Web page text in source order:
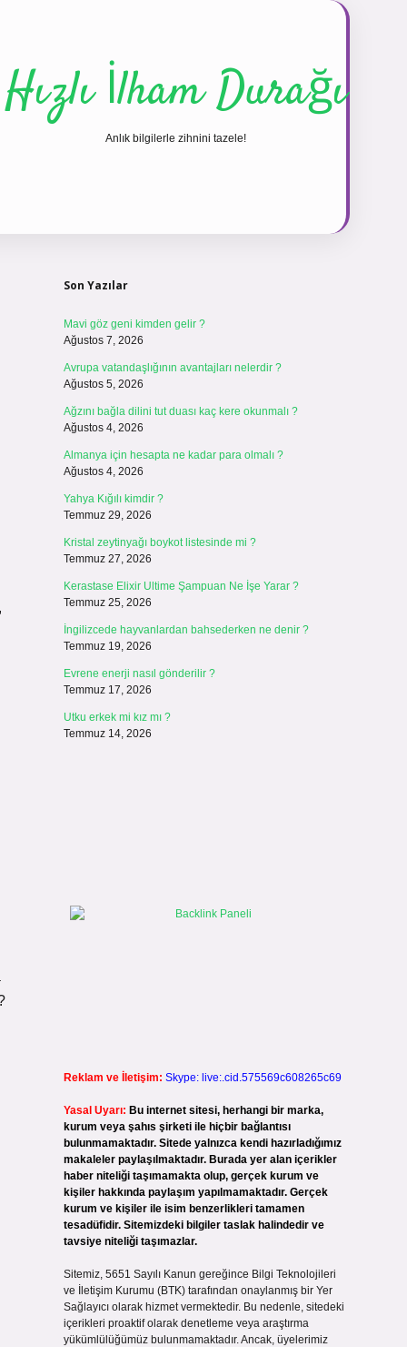
Hızlı İlham Durağı
Anlık bilgilerle zihnini tazele!
Son Yazılar
Mavi göz geni kimden gelir ?
Ağustos 7, 2026
Avrupa vatandaşlığının avantajları nelerdir ?
Ağustos 5, 2026
Ağzını bağla dilini tut duası kaç kere okunmalı ?
Ağustos 4, 2026
Almanya için hesapta ne kadar para olmalı ?
Ağustos 4, 2026
Yahya Kığılı kimdir ?
Temmuz 29, 2026
Kristal zeytinyağı boykot listesinde mi ?
Temmuz 27, 2026
Kerastase Elixir Ultime Şampuan Ne İşe Yarar ?
Temmuz 25, 2026
İngilizcede hayvanlardan bahsederken ne denir ?
Temmuz 19, 2026
Evrene enerji nasıl gönderilir ?
Temmuz 17, 2026
Utku erkek mi kız mı ?
Temmuz 14, 2026
Reklam ve İletişim: Skype: live:.cid.575569c608265c69
Yasal Uyarı: Bu internet sitesi, herhangi bir marka,
kurum veya şahıs şirketi ile hiçbir bağlantısı
bulunmamaktadır. Sitede yalnızca kendi hazırladığımız
makaleler paylaşılmaktadır. Burada yer alan içerikler
haber niteliği taşımamakta olup, gerçek kurum ve
kişiler hakkında paylaşım yapılmamaktadır. Gerçek
kurum ve kişiler ile isim benzerlikleri tamamen
tesadüfidir. Sitemizdeki bilgiler taslak halindedir ve
tavsiye niteliği taşımazlar.
Sitemiz, 5651 Sayılı Kanun gereğince Bilgi Teknolojileri
ve İletişim Kurumu (BTK) tarafından onaylanmış bir Yer
Sağlayıcı olarak hizmet vermektedir. Bu nedenle, sitedeki
içerikleri proaktif olarak denetleme veya araştırma
yükümlülüğümüz bulunmamaktadır. Ancak, üyelerimiz